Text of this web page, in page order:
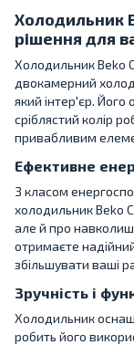
Холодильник
рішення для
Холодильник Beko
двокамерний
який інтер'єр.
сріблястий колір
привабливим
Ефективне
З класом
холодильник Beko
але й про
отримаєте
збільшувати ваші
Зручність і
Холодильник
робить його